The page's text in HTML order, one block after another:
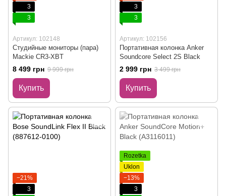
3
3
Артикул: 102148
Студийные мониторы (пара)
Mackie CR3-XBT
8 499 грн 9 999 грн
Купить
3
3
Артикул: 102156
Портативная колонка Anker
Soundcore Select 2S Black
2 999 грн 3 499 грн
Купить
−21%
3
Rozetka
Uklon
−13%
3